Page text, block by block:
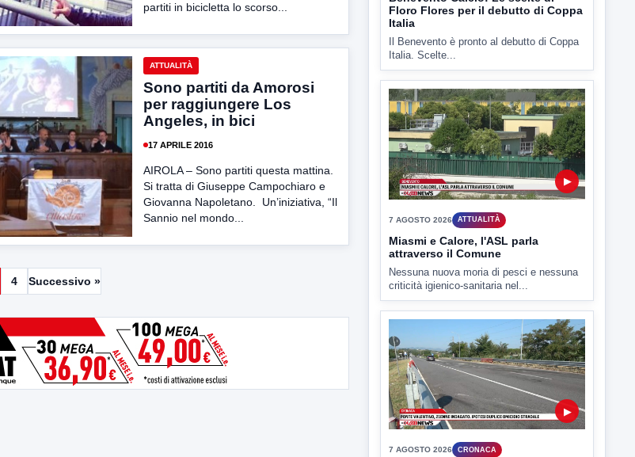
partiti in bicicletta lo scorso...
ATTUALITÀ
Sono partiti da Amorosi
per raggiungere Los
Angeles, in bici
17 APRILE 2016
AIROLA – Sono partiti questa mattina.
Si tratta di Giuseppe Campochiaro e
Giovanna Napoletano. Un’iniziativa, “Il
Sannio nel mondo...
4 Successivo »
7 AGOSTO 2026 SPORT BENEVENTO
Benevento Calcio: Le scelte di
Floro Flores per il debutto di Coppa
Il Benevento è pronto al debutto di Coppa
Italia. Scelte...
Miasmi e Calore, l'ASL parla
attraverso il Comune
Nessuna nuova moria di pesci e nessuna
criticità igienico-sanitaria nel...